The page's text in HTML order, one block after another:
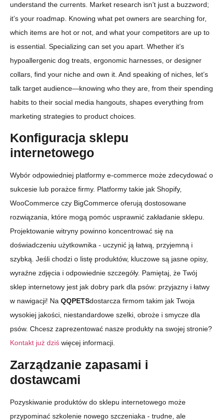
understand the currents. Market research isn’t just a buzzword;
it’s your roadmap. Knowing what pet owners are searching for,
which items are hot or not, and what your competitors are up to
is essential. Specializing can set you apart. Whether it’s
hypoallergenic dog treats, ergonomic harnesses, or designer
collars, find your niche and own it. And speaking of niches, let’s
talk target audience—knowing who they are, from their spending
habits to their social media hangouts, shapes everything from
marketing strategies to product choices.
Konfiguracja sklepu
internetowego
Wybór odpowiedniej platformy e-commerce może zdecydować o
sukcesie lub porażce firmy. Platformy takie jak Shopify,
WooCommerce czy BigCommerce oferują dostosowane
rozwiązania, które mogą pomóc usprawnić zakładanie sklepu.
Projektowanie witryny powinno koncentrować się na
doświadczeniu użytkownika - uczynić ją łatwą, przyjemną i
szybką. Jeśli chodzi o listę produktów, kluczowe są jasne opisy,
wyraźne zdjęcia i odpowiednie szczegóły. Pamiętaj, że Twój
sklep internetowy jest jak dobry park dla psów: przyjazny i łatwy
w nawigacji! Na QQPETSdostarcza firmom takim jak Twoja
wysokiej jakości, niestandardowe szelki, obroże i smycze dla
psów. Chcesz zaprezentować nasze produkty na swojej stronie?
Kontakt już dziś więcej informacji.
Zarządzanie zapasami i
dostawcami
Pozyskiwanie produktów do sklepu internetowego może
przypominać szkolenie nowego szczeniaka - trudne, ale